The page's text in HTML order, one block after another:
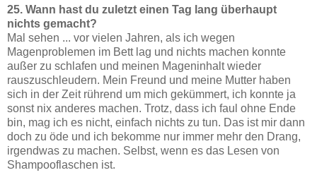
25. Wann hast du zuletzt einen Tag lang überhaupt
nichts gemacht?
Mal sehen ... vor vielen Jahren, als ich wegen
Magenproblemen im Bett lag und nichts machen konnte
außer zu schlafen und meinen Mageninhalt wieder
rauszuschleudern. Mein Freund und meine Mutter haben
sich in der Zeit rührend um mich gekümmert, ich konnte ja
sonst nix anderes machen. Trotz, dass ich faul ohne Ende
bin, mag ich es nicht, einfach nichts zu tun. Das ist mir dann
doch zu öde und ich bekomme nur immer mehr den Drang,
irgendwas zu machen. Selbst, wenn es das Lesen von
Shampooflaschen ist.